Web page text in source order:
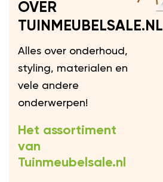
OVER
TUINMEUBELSALE.NL
Alles over onderhoud,
styling, materialen en
vele andere
onderwerpen!
Het assortiment
van
Tuinmeubelsale.nl